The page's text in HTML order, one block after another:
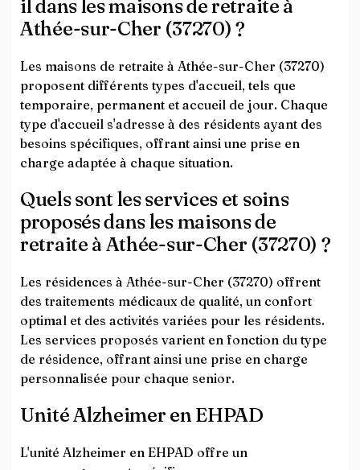
il dans les maisons de retraite à
Athée-sur-Cher (37270) ?
Les maisons de retraite à Athée-sur-Cher (37270)
proposent différents types d'accueil, tels que
temporaire, permanent et accueil de jour. Chaque
type d'accueil s'adresse à des résidents ayant des
besoins spécifiques, offrant ainsi une prise en
charge adaptée à chaque situation.
Quels sont les services et soins
proposés dans les maisons de
retraite à Athée-sur-Cher (37270) ?
Les résidences à Athée-sur-Cher (37270) offrent
des traitements médicaux de qualité, un confort
optimal et des activités variées pour les résidents.
Les services proposés varient en fonction du type
de résidence, offrant ainsi une prise en charge
personnalisée pour chaque senior.
Unité Alzheimer en EHPAD
L'unité Alzheimer en EHPAD offre un